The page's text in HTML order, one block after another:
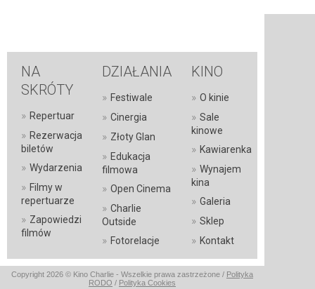
NA
SKRÓTY
» Repertuar
» Rezerwacja
biletów
» Wydarzenia
» Filmy w
repertuarze
» Zapowiedzi
filmów
DZIAŁANIA
» Festiwale
» Cinergia
» Złoty Glan
» Edukacja
filmowa
» Open Cinema
» Charlie
Outside
» Fotorelacje
KINO
» O kinie
» Sale
kinowe
» Kawiarenka
» Wynajem
kina
» Galeria
» Sklep
» Kontakt
Copyright 2026 © Kino Charlie - Wszelkie prawa zastrzeżone / Polityka
RODO / Polityka Cookies